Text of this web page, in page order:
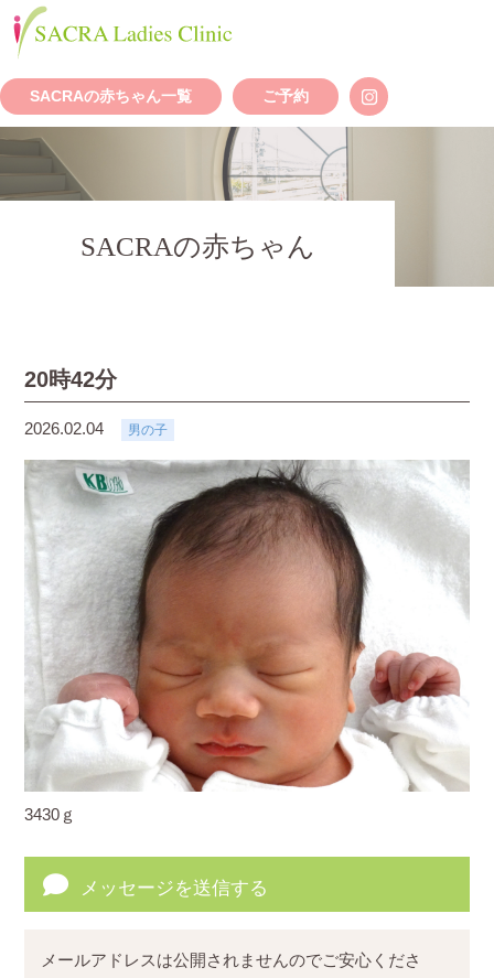
SACRAの赤ちゃん一覧 ご予約
SACRAの赤ちゃん
20時42分
2026.02.04 男の子
3430ｇ
メッセージを送信する
メールアドレスは公開されませんのでご安心くださ